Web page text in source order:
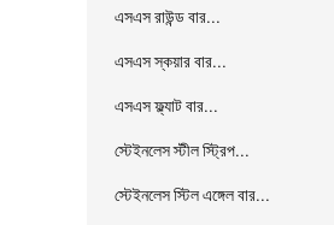
এসএস রাউন্ড বার...
এসএস স্কয়ার বার...
এসএস ফ্ল্যাট বার...
স্টেইনলেস স্টীল স্ট্রিপ...
স্টেইনলেস স্টিল এঙ্গেল বার...